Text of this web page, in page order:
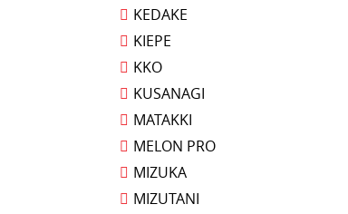
KEDAKE
KIEPE
KKO
KUSANAGI
MATAKKI
MELON PRO
MIZUKA
MIZUTANI